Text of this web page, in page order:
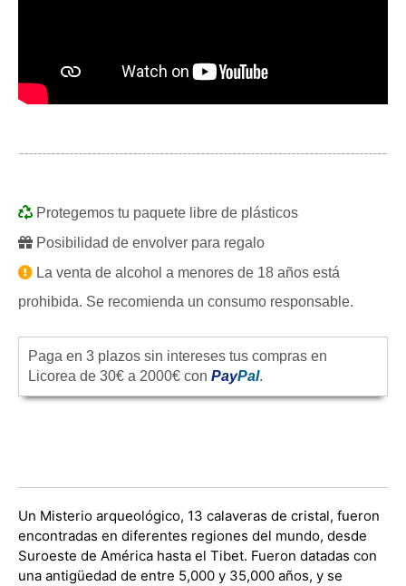
Protegemos tu paquete libre de plásticos
Posibilidad de envolver para regalo
La venta de alcohol a menores de 18 años está
prohibida. Se recomienda un consumo responsable.
Paga en 3 plazos sin intereses tus compras en
Licorea de 30€ a 2000€ con PayPal.
Un Misterio arqueológico, 13 calaveras de cristal, fueron
encontradas en diferentes regiones del mundo, desde
Suroeste de América hasta el Tibet. Fueron datadas con
una antigüedad de entre 5,000 y 35,000 años, y se